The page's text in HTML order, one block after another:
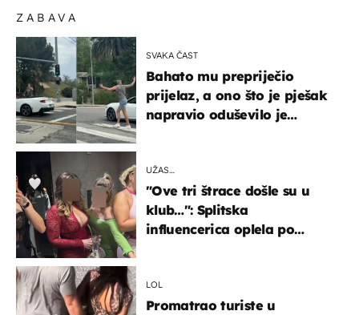
ZABAVA
SVAKA ČAST
Bahato mu prepriječio
prijelaz, a ono što je pješak
napravio oduševilo je
UŽAS…
"Ove tri štrace došle su u
klub…": Splitska
influencerica oplela po
LOL
Promatrao turiste u